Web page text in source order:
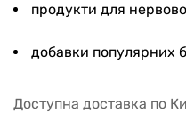
продукти для
добавки популярних
Доступна доставка по